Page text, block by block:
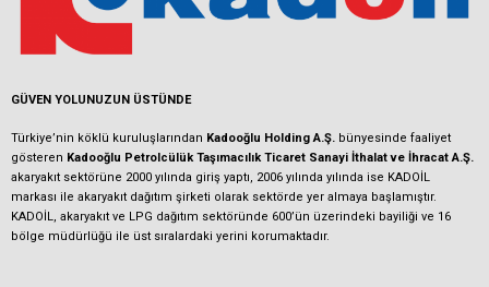
GÜVEN YOLUNUZUN ÜSTÜNDE
Türkiye’nin köklü kuruluşlarından Kadooğlu Holding A.Ş. bünyesinde faaliyet
gösteren Kadooğlu Petrolcülük Taşımacılık Ticaret Sanayi İthalat ve İhracat A.Ş.
akaryakıt sektörüne 2000 yılında giriş yaptı, 2006 yılında yılında ise KADOİL
markası ile akaryakıt dağıtım şirketi olarak sektörde yer almaya başlamıştır.
KADOİL, akaryakıt ve LPG dağıtım sektöründe 600’ün üzerindeki bayiliği ve 16
bölge müdürlüğü ile üst sıralardaki yerini korumaktadır.